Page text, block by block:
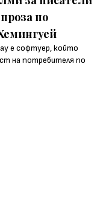
по
е софтуер, който
на потребителя по